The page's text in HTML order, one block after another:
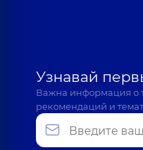
Узнавай
Важна информация о
рекомендаций и